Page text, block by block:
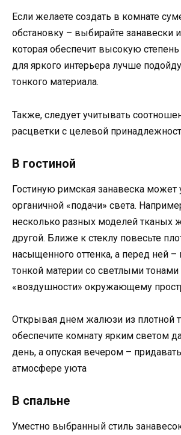
Если желаете создать в комнате
обстановку – выбирайте занавески
которая обеспечит высокую
для яркого интерьера лучше
тонкого материала.
Также, следует учитывать
расцветки с целевой
В гостиной
Гостиную римская занавеска может
органичной «подачи» света.
несколько разных моделей тканых
другой. Ближе к стеклу повесьте
насыщенного оттенка, а перед ней –
тонкой материи со светлыми тонами
«воздушности» окружающему
Открывая днем жалюзи из плотной
обеспечите комнату ярким светом
день, а опуская вечером –
атмосфере уюта
В спальне
Уместно выбранный стиль